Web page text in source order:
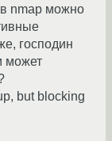
в nmap можно
господин
может
but blocking